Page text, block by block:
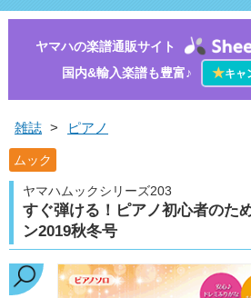
ヤマハの楽譜通販サイト
国内&輸入楽譜も豊富♪
★キャ
雑誌 > ピアノ
ムック
ヤマハムックシリーズ203
すぐ弾ける！ピアノ初心者のた
ン2019秋冬号